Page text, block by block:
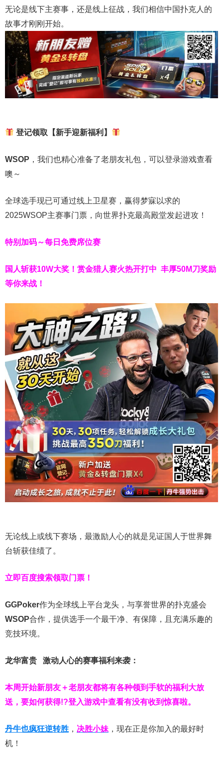
无论是线下主赛事，还是线上征战，我们相信中国扑克人的
故事才刚刚开始。
登记领取【新手迎新福利】
WSOP ，我们也精心准备了老朋友礼包，可以登录游戏查看
噢～
全球选手现已可通过线上卫星赛，赢得梦寐以求的
2025WSOP主赛事门票，向世界扑克最高殿堂发起进攻！
特别加码～每日免费席位赛
国人斩获10W大奖！ 赏金猎人赛火热开打中 丰厚50M刀奖励
等你来战！
无论线上或线下赛场，最激励人心的就是见证国人于世界舞
台斩获佳绩了。
立即百度搜索领取门票！
GGPoker作为全球线上平台龙头，与享誉世界的扑克盛会
WSOP合作，提供选手一个最干净、有保障，且充满乐趣的
竞技环境。
龙华富贵 激动人心的赛事福利来袭：
本周开始新朋友＋老朋友都将有各种领到手软的福利大放
送，要如何获得!?登入游戏中查看有没有收到惊喜啦。
丹牛也疯狂逆转胜 ， 决胜小妹 ，现在正是你加入的最好时
机！